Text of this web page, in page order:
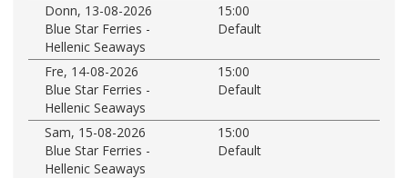
Donn, 13-08-2026
15:00
Blue Star Ferries -
Hellenic Seaways
Default
Fre, 14-08-2026
15:00
Blue Star Ferries -
Hellenic Seaways
Default
Sam, 15-08-2026
15:00
Blue Star Ferries -
Hellenic Seaways
Default